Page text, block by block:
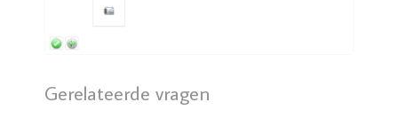
Gerelateerde vragen